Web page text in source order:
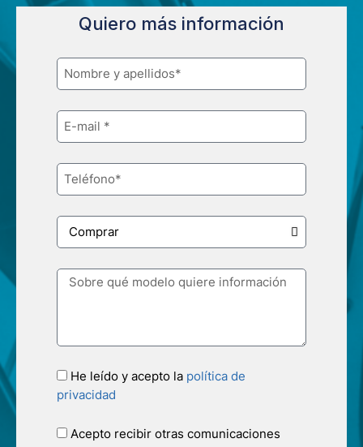
Quiero más información
He leído y acepto la política de
privacidad
Acepto recibir otras comunicaciones